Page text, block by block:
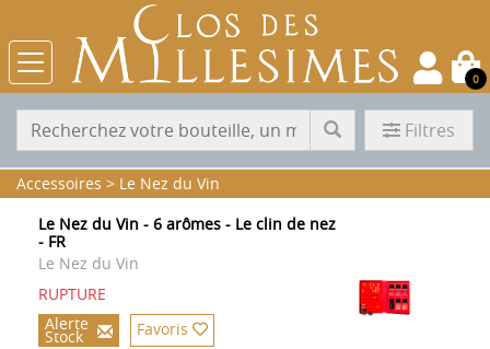
0
Filtres
Accessoires > Le Nez du Vin
Le Nez du Vin - 6 arômes - Le clin de nez
- FR
Le Nez du Vin
RUPTURE
Alerte
Stock Favoris